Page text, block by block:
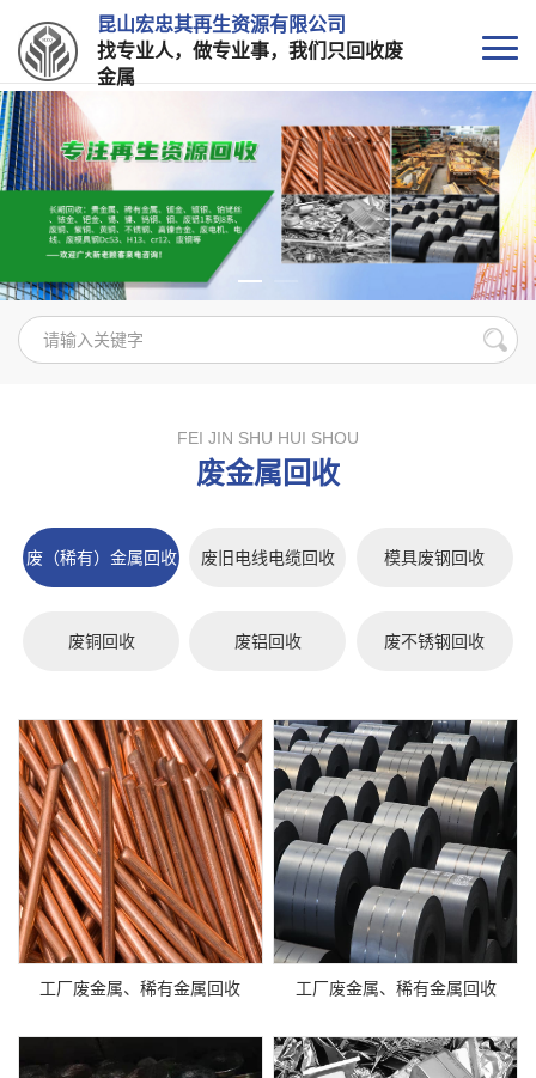
昆山宏忠其再生资源有限公司
找专业人，做专业事，我们只回收废
金属
FEI JIN SHU HUI SHOU
废金属回收
废（稀有）金属回收 废旧电线电缆回收 模具废钢回收
废铜回收 废铝回收 废不锈钢回收
工厂废金属、稀有金属回收 工厂废金属、稀有金属回收